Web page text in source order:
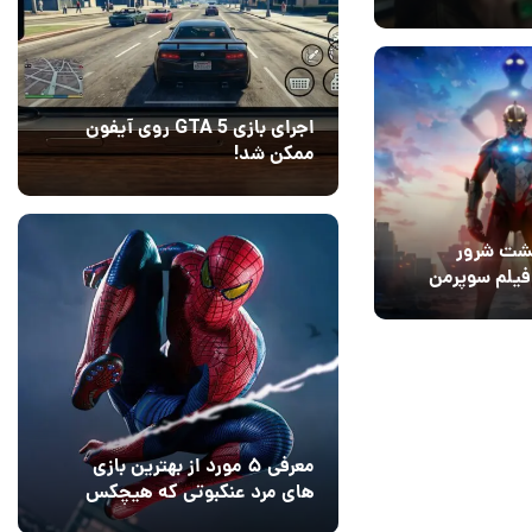
آورد
شرور
فیلم سوپرمن
اجرای بازی GTA 5 روی آیفون
ممکن شد!
معرفی ۵ مورد از بهترین بازی
های مرد عنکبوتی که هیچکس